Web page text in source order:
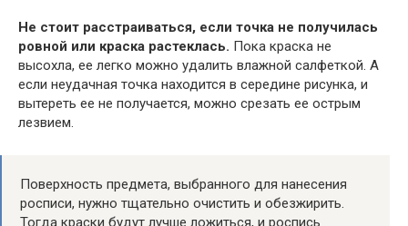
Не стоит расстраиваться, если точка не получилась
ровной или краска растеклась. Пока краска не
высохла, ее легко можно удалить влажной салфеткой. А
если неудачная точка находится в середине рисунка, и
вытереть ее не получается, можно срезать ее острым
лезвием.
Поверхность предмета, выбранного для нанесения
росписи, нужно тщательно очистить и обезжирить.
Тогда краски будут лучше ложиться, и роспись